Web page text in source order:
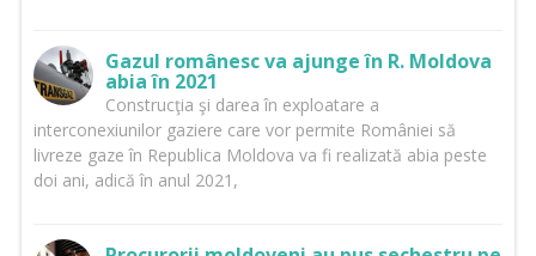
Gazul românesc va ajunge în R. Moldova
abia în 2021
Construcţia şi darea în exploatare a
interconexiunilor gaziere care vor permite României să
livreze gaze în Republica Moldova va fi realizată abia peste
doi ani, adică în anul 2021,